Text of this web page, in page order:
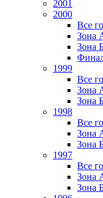
2001
2000
Все
Зона
Зона
1999
Все
Зона
Зона
1998
Все
Зона
Зона
1997
Все
Зона
Зона